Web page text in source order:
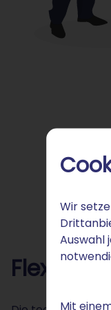
Wir
Auswahl
Mit
Flexible